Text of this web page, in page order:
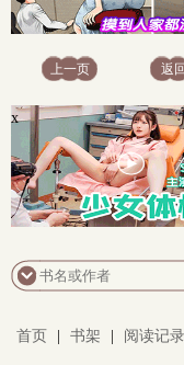
上一页 返
x
首页 书架 阅读记录